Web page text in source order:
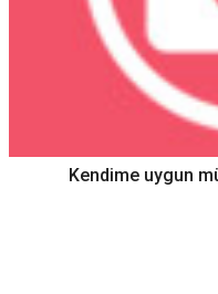
Kendime uygun